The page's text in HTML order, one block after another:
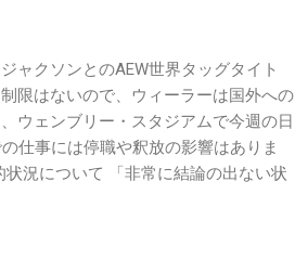
ャクソンとのAEW世界タッグタイト
限はないので、ウィーラーは国外への
ウェンブリー・スタジアムで今週の日
仕事には停職や釈放の影響はありま
況について 「非常に結論の出ない状